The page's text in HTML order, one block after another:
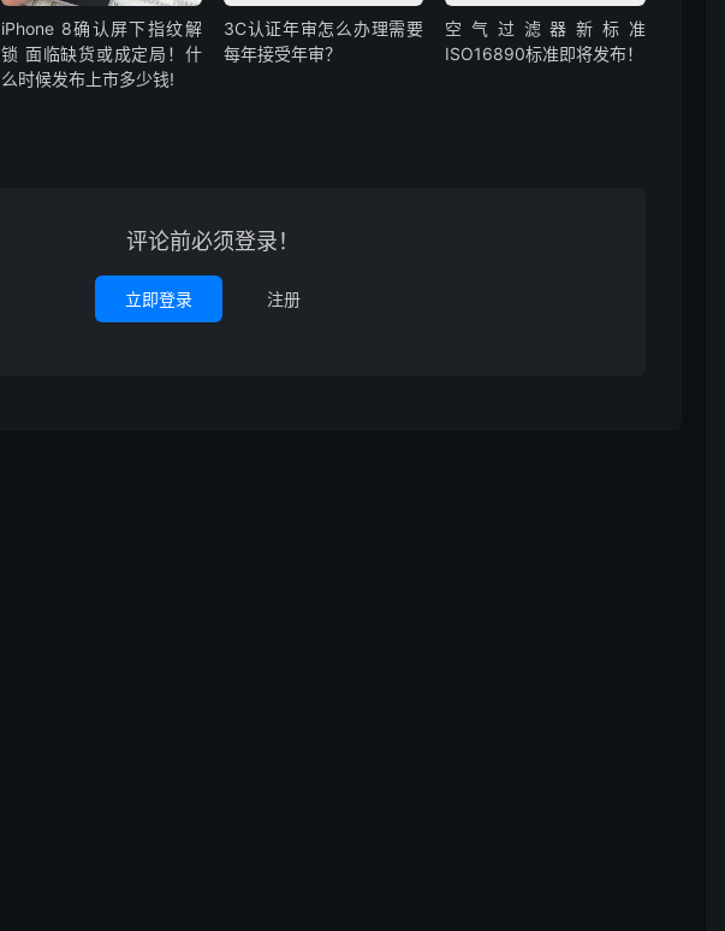
iPhone 8确认屏下指纹解
锁 面临缺货或成定局！什
么时候发布上市多少钱!
3C认证年审怎么办理需要
每年接受年审？
空气过滤器新标准
ISO16890标准即将发布！
评论前必须登录！
立即登录 注册